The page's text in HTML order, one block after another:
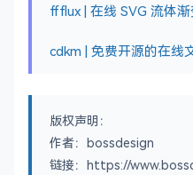
ffflux | 在线 SVG 流体
cdkm | 免费开源的在线
版权声明：
作者：bossdesign
链接：https://